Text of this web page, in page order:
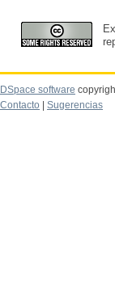
DSpace software
Contacto
Sugerencias